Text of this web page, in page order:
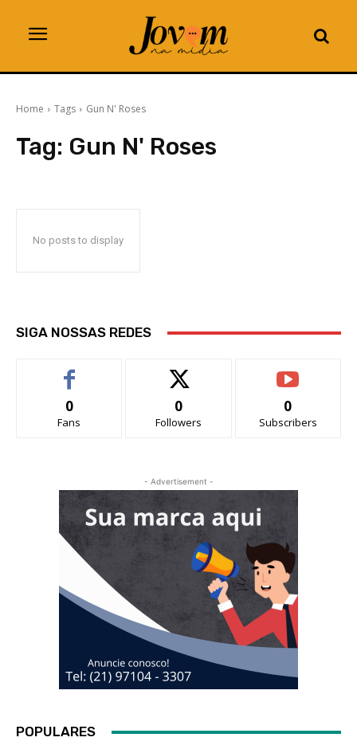
Home Tags Gun N' Roses
Tag: Gun N' Roses
No posts to display
SIGA NOSSAS REDES
0
Fans
0
Followers
0
Subscribers
- Advertisement -
POPULARES